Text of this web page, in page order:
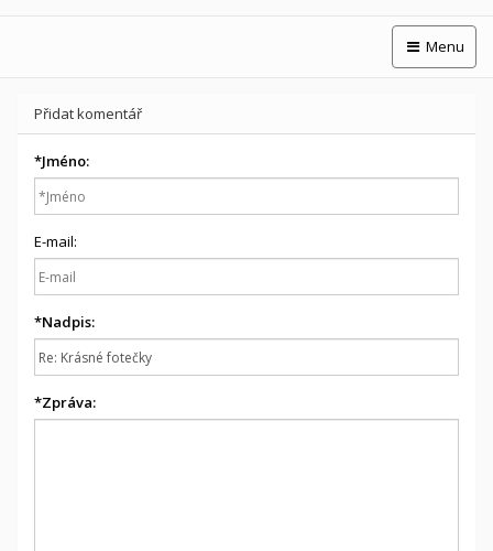
Menu
Přidat komentář
*Jméno:
E-mail:
*Nadpis:
*Zpráva: